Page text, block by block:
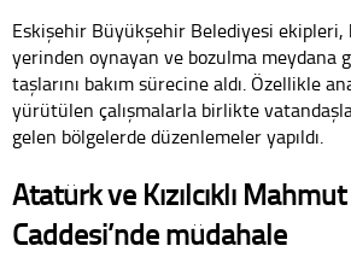
Eskişehir Büyükşehir Belediyesi
yerinden oynayan ve bozulma meydana
taşlarını bakım sürecine aldı. Özellikle
yürütülen çalışmalarla birlikte
gelen bölgelerde düzenlemeler yapıldı.
Atatürk ve Kızılcıklı
Caddesi’nde müdahale